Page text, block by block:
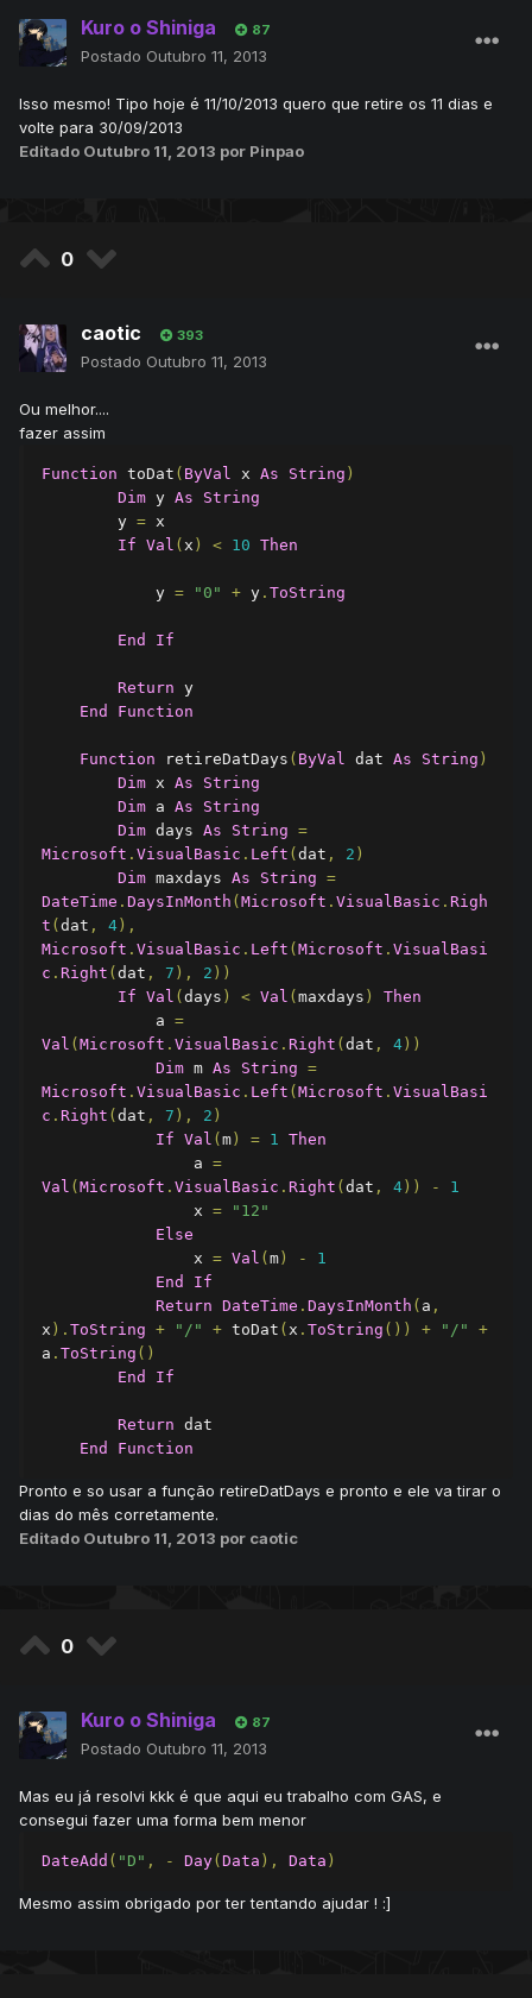
Kuro o Shiniga 87
Postado Outubro 11, 2013
Isso mesmo! Tipo hoje é 11/10/2013 quero que retire os 11 dias e
volte para 30/09/2013
Editado Outubro 11, 2013 por Pinpao
0
caotic 393
Postado Outubro 11, 2013
Ou melhor....
fazer assim
Function toDat ( ByVal x As String )
Dim y As
String
        y
= x
If Val ( x ) < 10 Then
            y
= "0" + y . ToString
End If
Return y
End
Function
Function retireDatDays ( ByVal dat As String )
Dim x As
String
Dim a As
String
Dim days As String =
Microsoft . VisualBasic . Left ( dat , 2 )
Dim maxdays As String =
DateTime . DaysInMonth ( Microsoft . VisualBasic . Righ
t ( dat , 4 ),
Microsoft . VisualBasic . Left ( Microsoft . VisualBasi
c . Right ( dat , 7 ), 2 ))
If Val ( days ) < Val ( maxdays )
Then
            a
=
Val ( Microsoft . VisualBasic . Right ( dat , 4 ))
Dim m As String =
Microsoft . VisualBasic . Left ( Microsoft . VisualBasi
c . Right ( dat , 7 ), 2 )
If Val ( m ) = 1 Then
                a
=
Val ( Microsoft . VisualBasic . Right ( dat , 4 )) -
1
                x
=
"12"
Else
                x
= Val ( m ) -
1
End
If
Return DateTime . DaysInMonth ( a ,
x ). ToString + "/" + toDat ( x . ToString ()) + "/"
+
a . ToString ()
End
If
Return dat
End
Function
Pronto e so usar a função retireDatDays e pronto e ele va tirar o
dias do mês corretamente.
Editado Outubro 11, 2013 por caotic
0
Kuro o Shiniga 87
Postado Outubro 11, 2013
Mas eu já resolvi kkk é que aqui eu trabalho com GAS, e
consegui fazer uma forma bem menor
DateAdd ( "D" , - Day( Data ), Data )
Mesmo assim obrigado por ter tentando ajudar ! :]